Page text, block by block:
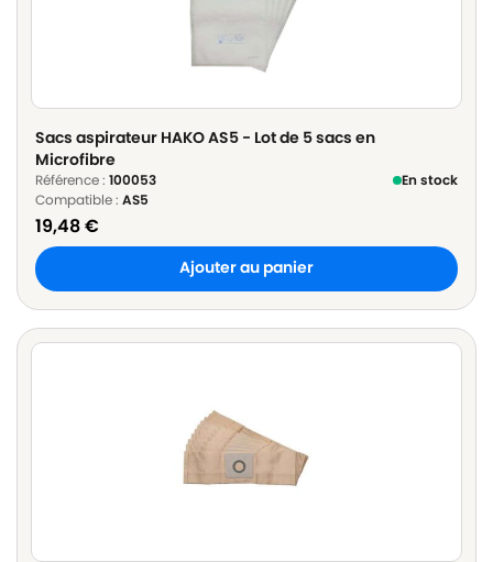
Sacs aspirateur HAKO AS5 - Lot de 5 sacs en
Microfibre
Référence : 100053
En stock
Compatible : AS5
19,48€
Ajouter au panier